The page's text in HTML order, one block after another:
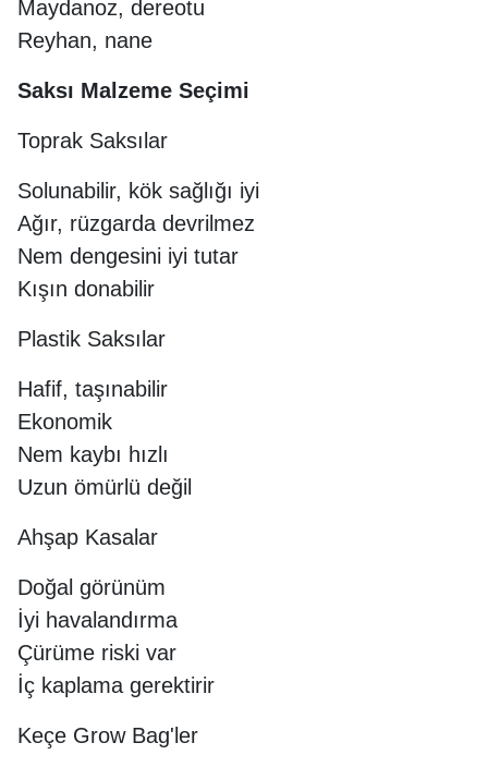
Maydanoz, dereotu
Reyhan, nane
Saksı Malzeme Seçimi
Toprak Saksılar
Solunabilir, kök sağlığı iyi
Ağır, rüzgarda devrilmez
Nem dengesini iyi tutar
Kışın donabilir
Plastik Saksılar
Hafif, taşınabilir
Ekonomik
Nem kaybı hızlı
Uzun ömürlü değil
Ahşap Kasalar
Doğal görünüm
İyi havalandırma
Çürüme riski var
İç kaplama gerektirir
Keçe Grow Bag'ler